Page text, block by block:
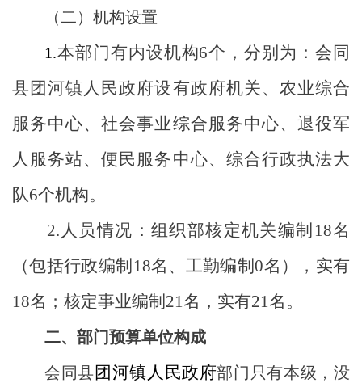
（二）机构设置
1.本部门有内设机构6个，分别 为：会同
县团河镇人民政府设有政府机关、农业综合
服务中心、社会事业综合服务中心、退役军
人服务站、便民服务中心、综合行政执法大
队6个机构。
2. 人员情况：组织部核定机关编制 18名
（包括行政编制 18名、工勤编制0名），实有
18名；核定事业编制 21名，实有21名。
二、部门预算单位构成
会同县团河镇人民政府部门只有本级，没